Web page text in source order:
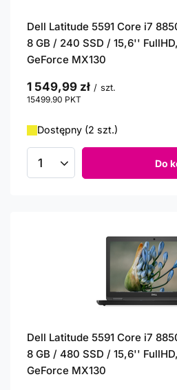
Dell Latitude 5591 Core i7
8 GB / 240 SSD / 15,6''
GeForce MX130
1 549,99 zł / szt.
15499.90 PKT
Dostępny (2 szt.)
Ilość produktów Do
Dell Latitude 5591 Core i7
8 GB / 480 SSD / 15,6''
GeForce MX130